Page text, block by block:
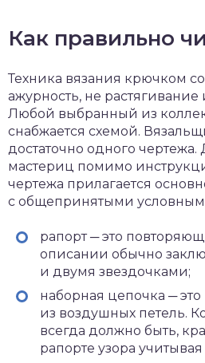
Как правильно
Техника вязания крючком
ажурность, не
Любой выбранный из
снабжается схемой.
достаточно одного
мастериц помимо
чертежа прилагается
с общепринятыми
рапорт ─ это
описании обычно
и двумя звездочками;
наборная цепочка ─
из воздушных петель.
всегда должно быть,
рапорте узора